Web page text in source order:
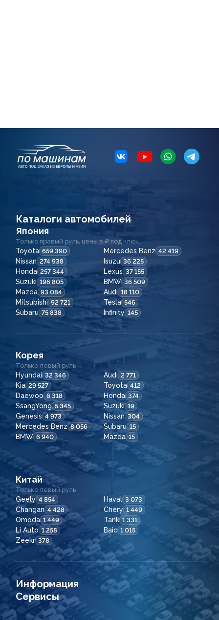
Каталоги автомобилей
Япония
Только правый руль, цены в ₽ под ключ.
Toyota 659 390 Mercedes Benz 42 419
Nissan 274 938 Isuzu 36 225
Honda 257 344 Lexus 37 155
Suzuki 196 805 BMW 36 509
Mazda 93 084 Audi 18 110
Mitsubishi 92 721 Tesla 546
Subaru 75 838 Infinity 145
Корея
Только левый руль
Hyundai 32 346 Audi 2 771
Kia 29 527 Toyota 412
Daewoo 6 318 Honda 374
SsangYong 5 345 Suzuki 19
Genesis 4 973 Nissan 304
Mercedes Benz 8 056 Subaru 15
BMW 6 940 Mazda 15
Китай
Только левый руль
Geely 4 854 Haval 3 073
Changan 4 428 Chery 1 449
Omoda 1 449 Tank 1 331
Li Auto 1 258 Baic 1 015
Zeekr 378
Информация
Сервисы